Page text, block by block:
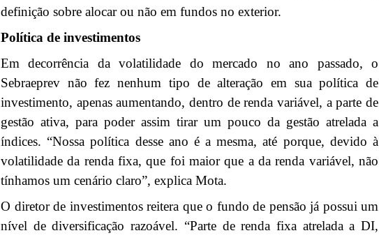
definição sobre alocar ou não em fundos no exterior.
Política de investimentos
Em decorrência da volatilidade do mercado no ano passado, o
Sebraeprev não fez nenhum tipo de alteração em sua política de
investimento, apenas aumentando, dentro de renda variável, a parte de
gestão ativa, para poder assim tirar um pouco da gestão atrelada a
índices. “Nossa política desse ano é a mesma, até porque, devido à
volatilidade da renda fixa, que foi maior que a da renda variável, não
tínhamos um cenário claro”, explica Mota.
O diretor de investimentos reitera que o fundo de pensão já possui um
nível de diversificação razoável. “Parte de renda fixa atrelada a DI,